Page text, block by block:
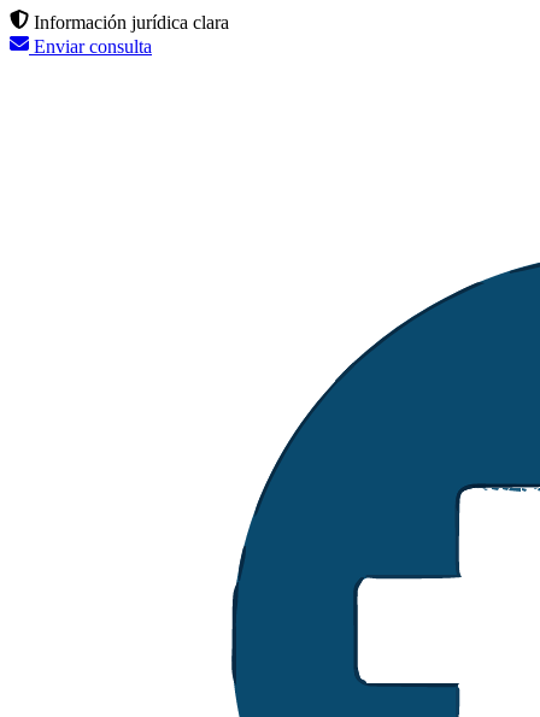
Información jurídica clara
Enviar consulta